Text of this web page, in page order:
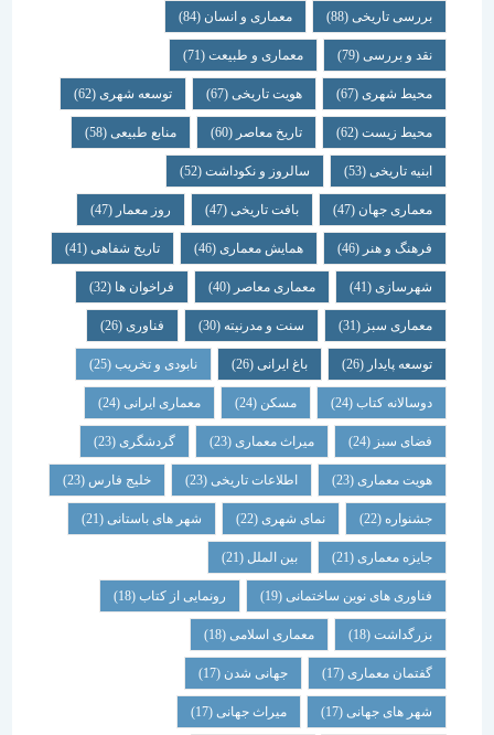
بررسی تاریخی (88) معماری و انسان (84)
نقد و بررسی (79) معماری و طبیعت (71)
محیط شهری(67) هویت تاریخی(67) توسعه شهری(62)
محیط زیست(62) تاریخ معاصر(60) منابع طبیعی(58)
ابنیه تاریخی(53) سالروز و نکوداشت(52)
معماری جهان (47) بافت تاریخی(47) روز معمار(47)
فرهنگ و هنر(46) همایش معماری (46) تاریخ شفاهی (41)
شهرسازی(41) معماری معاصر(40) فراخوان ها (32)
معماری سبز(31) سنت و مدرنیته(30) فناوری (26)
توسعه پایدار(26) باغ ایرانی(26) نابودی و تخریب(25)
دوسالانه کتاب(24) مسکن (24) معماری ایرانی(24)
فضای سبز(24) میراث معماری (23) گردشگری (23)
هویت معماری (23) اطلاعات تاریخی(23) خلیج فارس(23)
جشنواره(22) نمای شهری(22) شهر های باستانی (21)
جایزه معماری (21) بین الملل(21)
فناوری های نوین ساختمانی(19) رونمایی از کتاب (18)
بزرگداشت (18) معماری اسلامی(18)
گفتمان معماری (17) جهانی شدن(17)
شهر های جهانی(17) میراث جهانی(17)